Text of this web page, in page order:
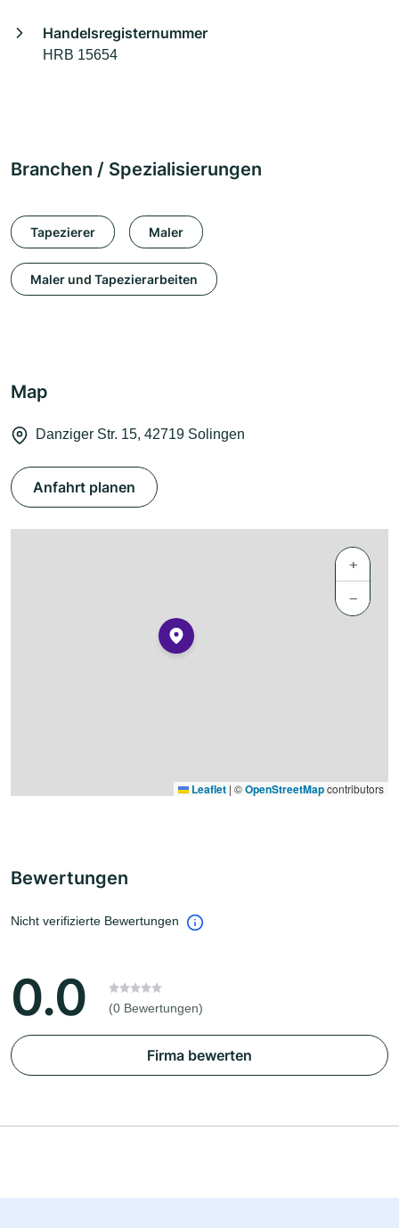
Handelsregisternummer
HRB 15654
Branchen / Spezialisierungen
Tapezierer Maler
Maler und Tapezierarbeiten
Map
Danziger Str. 15, 42719 Solingen
Anfahrt planen
+
−
Leaflet | ©OpenStreetMapcontributors
Bewertungen
Nicht verifizierte Bewertungen
0.0 (0 Bewertungen)
Firma bewerten